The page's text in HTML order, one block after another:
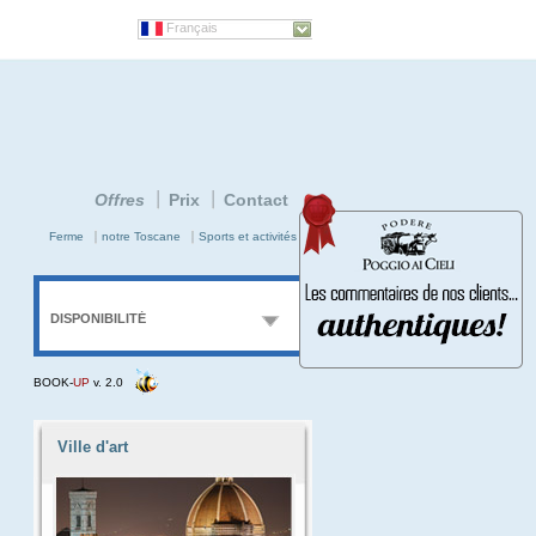
Français
Offres Prix Contact
Ferme notre Toscane Sports et activités
DISPONIBILITÉ
Arrivée
Prenom
info
Insérez le code
BOOK-UP v. 2.0
Ville d'art